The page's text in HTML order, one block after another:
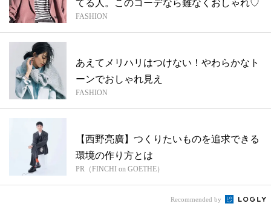
てる人。このコーデなら難なくおしゃれ♡
FASHION
あえてメリハリはつけない！やわらかなト
ーンでおしゃれ見え
FASHION
【西野亮廣】つくりたいものを追求できる
環境の作り方とは
PR（FINCHI on GOETHE）
Recommended by